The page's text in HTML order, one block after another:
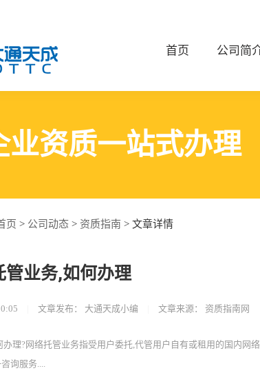
首页 公司简
业资质一站式办理
页 > 公司动态 > 资质指南 > 文章详情
管业务,如何办理
文章发布： 大通天成小编 文章来源： 资质指南网
理?网络托管业务指受用户委托,代管用户自有或租用的国内网
询服务....